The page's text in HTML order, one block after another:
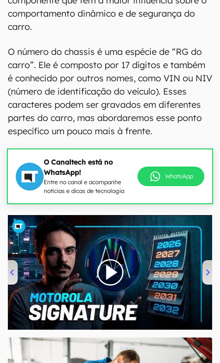
comportamento dinâmico e de segurança do
carro.
O número do chassis é uma espécie de “RG do
carro”. Ele é composto por 17 dígitos e também
é conhecido por outros nomes, como VIN ou NIV
(número de identificação do veículo). Esses
caracteres podem ser gravados em diferentes
partes do carro, mas abordaremos esse ponto
específico um pouco mais à frente.
O Canaltech está no
WhatsApp!
Entre no canal e acompanhe
notícias e dicas de tecnologia
WhatsApp
00:00/20:46